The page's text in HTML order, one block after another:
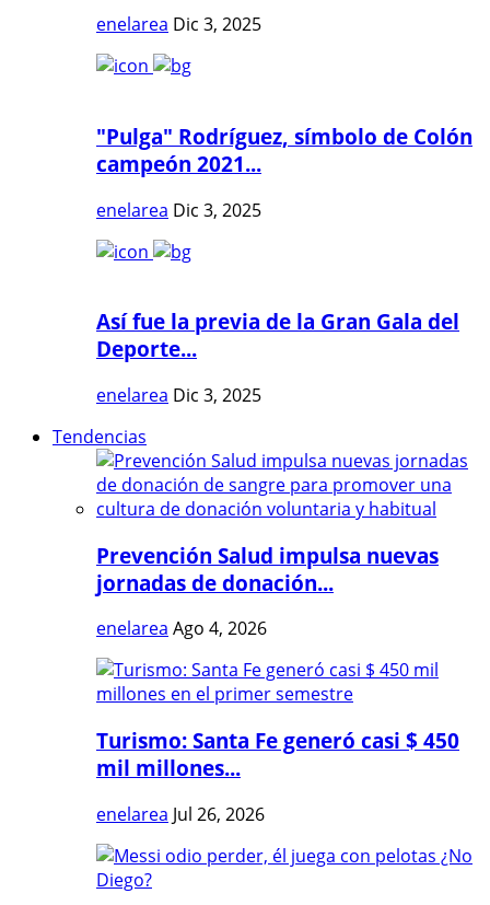
enelarea Dic 3, 2025
"Pulga" Rodríguez, símbolo de Colón
campeón 2021...
enelarea Dic 3, 2025
Así fue la previa de la Gran Gala del
Deporte...
enelarea Dic 3, 2025
Tendencias
Prevención Salud impulsa nuevas
jornadas de donación...
enelarea Ago 4, 2026
Turismo: Santa Fe generó casi $ 450
mil millones...
enelarea Jul 26, 2026